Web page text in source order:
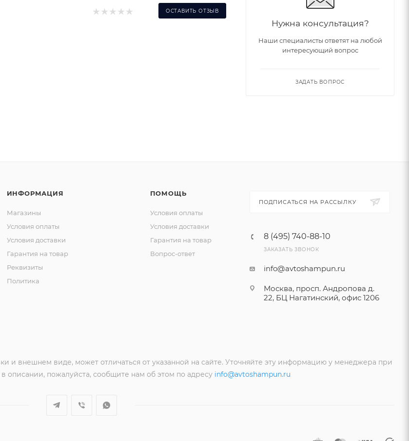
ОСТАВИТЬ ОТЗЫВ
Нужна консультация?
Наши специалисты ответят на любой
интересующий вопрос
ЗАДАТЬ ВОПРОС
ИНФОРМАЦИЯ
Магазины
Условия оплаты
Условия доставки
Гарантия на товар
Реквизиты
Политика
ПОМОЩЬ
Условия оплаты
Условия доставки
Гарантия на товар
Вопрос-ответ
ПОДПИСАТЬСЯ НА РАССЫЛКУ
8 (495) 740-88-10
ЗАКАЗАТЬ ЗВОНОК
info@avtoshampun.ru
Москва, просп. Андропова д.
22, БЦ Нагатинский, офис 1206
и внешнем виде, может отличаться от указанной на сайте. Уточняйте эту информацию у менеджера при
описании, пожалуйста, сообщите нам об этом по адресу info@avtoshampun.ru